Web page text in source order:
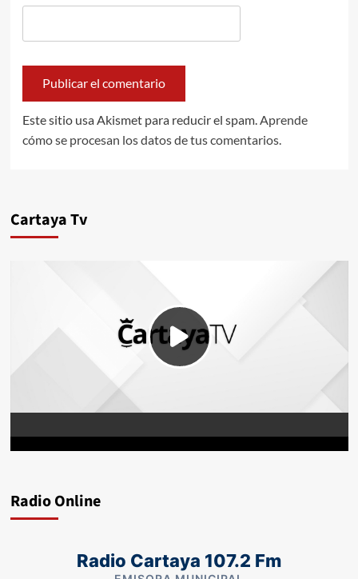
Este sitio usa Akismet para reducir el spam. Aprende
cómo se procesan los datos de tus comentarios.
Cartaya Tv
Radio Online
Radio Cartaya 107.2 Fm